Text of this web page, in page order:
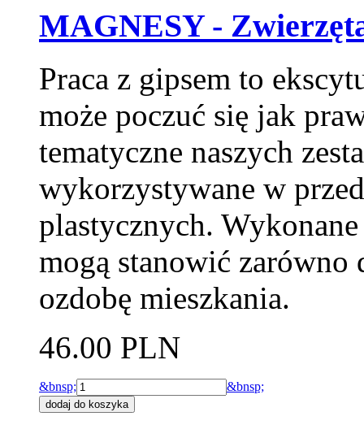
MAGNESY -
Praca z gipsem to
może poczuć się jak
tematyczne naszych
wykorzystywane w
plastycznych.
mogą stanowić zarówno
ozdobę mieszkania.
46.00 PLN
&bnsp; &bnsp;